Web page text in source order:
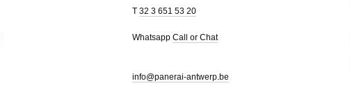
T 32 3 651 53 20
Whatsapp Call or Chat
info@panerai-antwerp.be